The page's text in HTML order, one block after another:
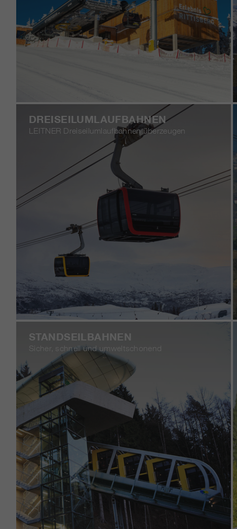
DREISEILUMLAUFBAHNEN
LEITNER Dreiseilumlaufbahnen überzeugen
STANDSEILBAHNEN
Sicher, schnell und umweltschonend